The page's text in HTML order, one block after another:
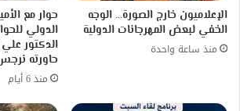
الإعلاميون خارج الصورة… الوجه
الخفي لبعض المهرجانات الدولية
منذ ساعة واحدة
حوار مع
الدولي
الدكتور
حاورته
منذ 6 أيام